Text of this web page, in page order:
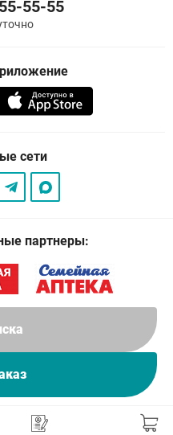
55-55
сети
партнеры: